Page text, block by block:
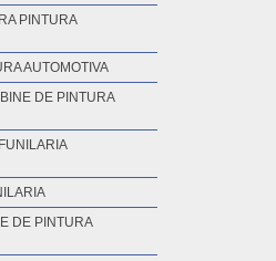
PINTURA
AUTOMOTIVA
DE PINTURA
DE PINTURA